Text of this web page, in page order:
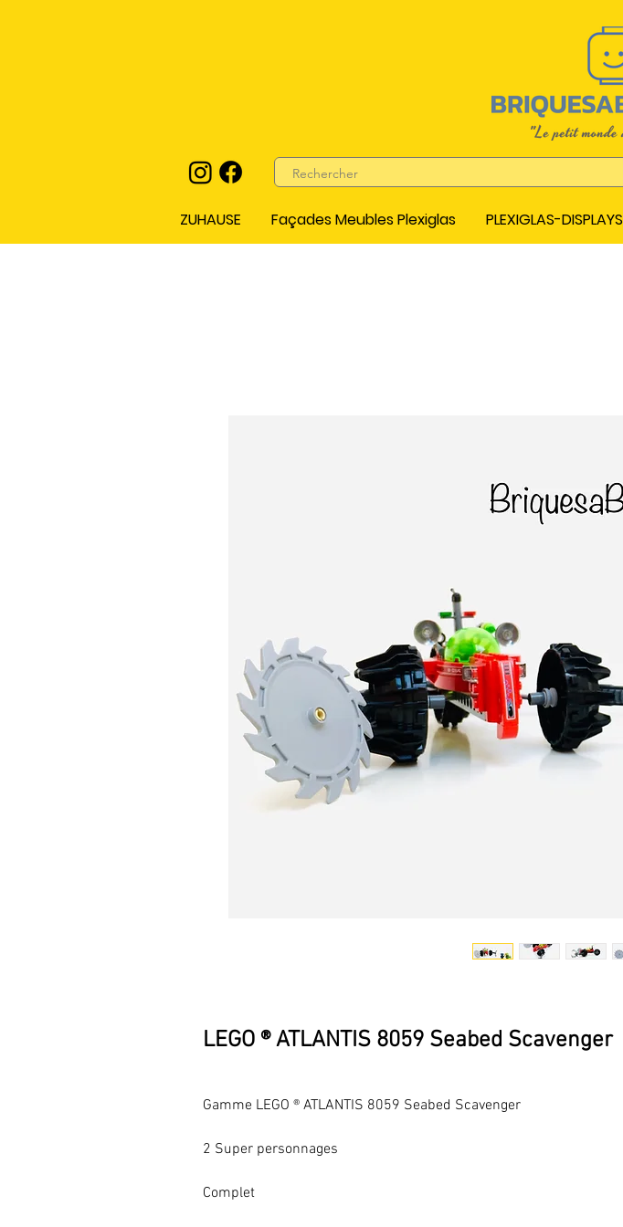
ZUHAUSE Façades Meubles Plexiglas PLEXIGLAS-DISPLAYS
LEGO ® ATLANTIS 8059 Seabed Scavenger
Gamme LEGO ® ATLANTIS 8059 Seabed Scavenger
2 Super personnages
Complet